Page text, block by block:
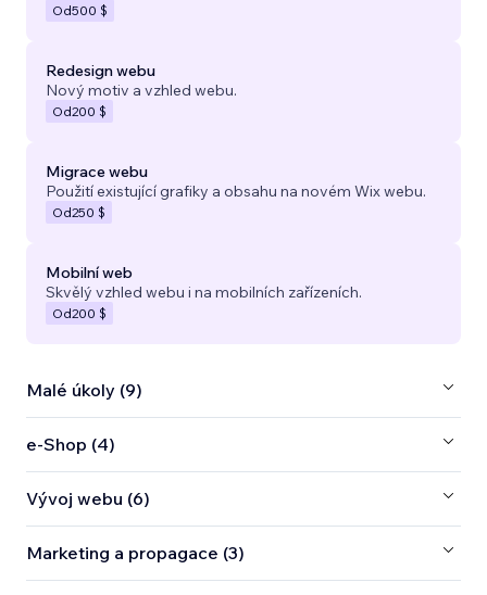
Od500 $
Redesign webu
Nový motiv a vzhled webu.
Od200 $
Migrace webu
Použití existující grafiky a obsahu na novém Wix webu.
Od250 $
Mobilní web
Skvělý vzhled webu i na mobilních zařízeních.
Od200 $
Malé úkoly (9)
e‑Shop (4)
Vývoj webu (6)
Marketing a propagace (3)